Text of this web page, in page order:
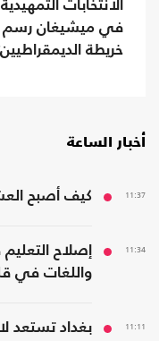
الانتخابات التمهيدية
في ميشيغان رسم
خريطة
أخبار الساعة
11:37 كيف أصبح
11:34
إصلاح
واللغات في
11:11
بغداد تستعد